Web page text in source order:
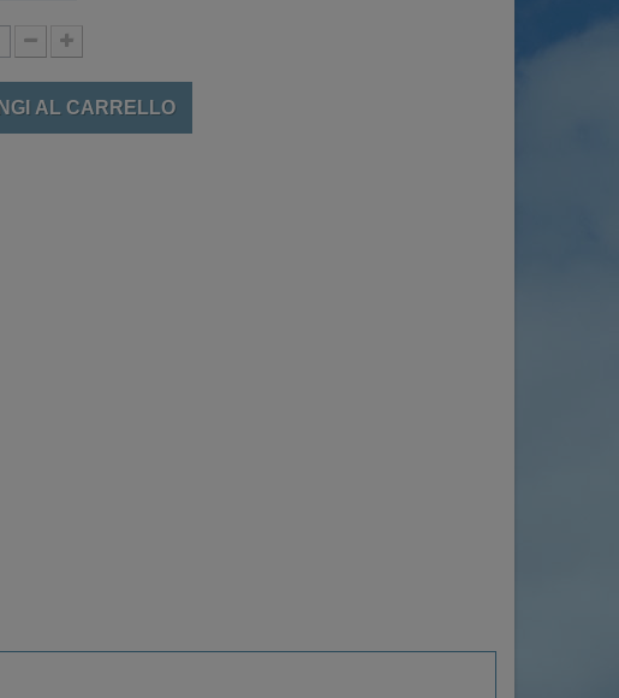
AL CARRELLO